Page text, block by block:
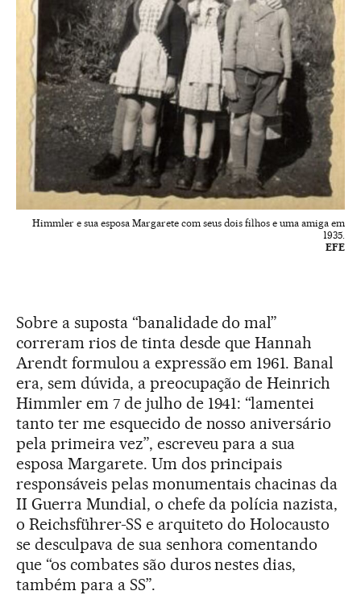
Himmler e sua esposa Margarete com seus dois filhos e uma amiga em
1935.
EFE
Sobre a suposta “banalidade do mal”
correram rios de tinta desde que Hannah
Arendt formulou a expressão em 1961. Banal
era, sem dúvida, a preocupação de Heinrich
Himmler em 7 de julho de 1941: “lamentei
tanto ter me esquecido de nosso aniversário
pela primeira vez”, escreveu para a sua
esposa Margarete. Um dos principais
responsáveis pelas monumentais chacinas da
II Guerra Mundial, o chefe da polícia nazista,
o Reichsführer-SS e arquiteto do Holocausto
se desculpava de sua senhora comentando
que “os combates são duros nestes dias,
também para a SS”.